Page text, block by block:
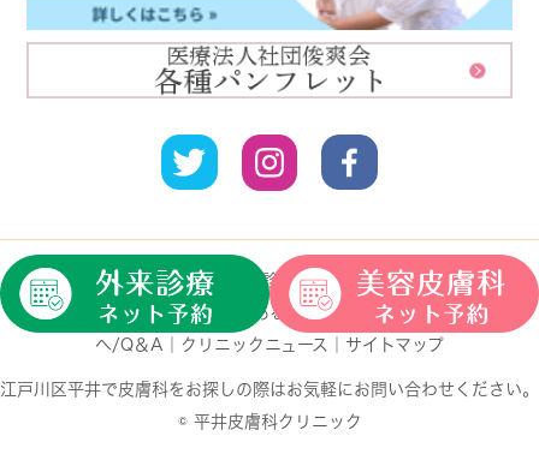
HOME｜クリニック紹介 診療案内 ｜ 一般皮膚科｜ 小児
皮膚科 ｜自費診療｜ よくある皮膚の病気 ｜初めての方
へ/Q＆A
クリニックニュース サイトマップ
江戸川区平井で皮膚科をお探しの際はお気軽にお問い合わせください。
© 平井皮膚科クリニック